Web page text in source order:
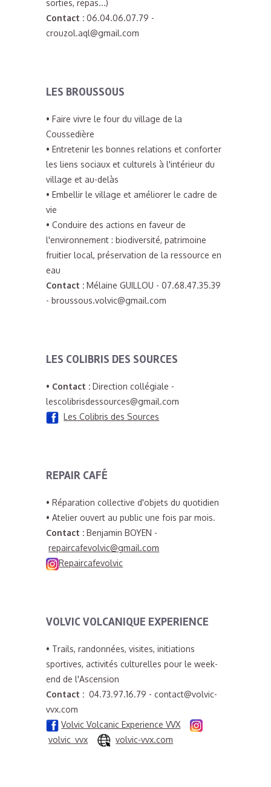
sorties, repas...)
Contact :06.04.06.07.79 -
crouzol.aql@gmail.com
LES BROUSSOUS
• Faire vivre le four du village de la
Coussedière
• Entretenir les bonnes relations et conforter
les liens sociaux et culturels à l'intérieur du
village et au-delàs
• Embellir le village et améliorer le cadre de
vie
• Conduire des actions en faveur de
l'environnement : biodiversité, patrimoine
fruitier local, préservation de la ressource en
eau
Contact :Mélaine GUILLOU - 07.68.47.35.39
- broussous.volvic@gmail.com
LES COLIBRIS DES SOURCES
• Contact :Direction collégiale -
lescolibrisdessources@gmail.com
Les Colibris des Sources
REPAIR CAFÉ
• Réparation collective d'objets du quotidien
• Atelier ouvert au public une fois par mois.
Contact :Benjamin BOYEN -
repaircafevolvic@gmail.com
Repaircafevolvic
VOLVIC VOLCANIQUE EXPERIENCE
• Trails, randonnées, visites, initiations
sportives, activités culturelles pour le week-
end de l'Ascension
Contact : 04.73.97.16.79 - contact@volvic-
vvx.com
Volvic Volcanic Experience VVX
volvic_vvx
volvic-vvx.com